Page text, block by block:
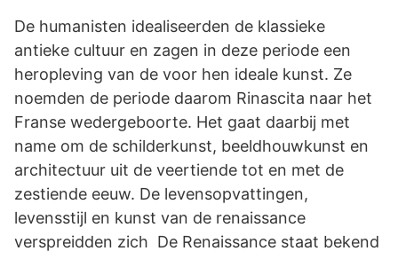
De humanisten idealiseerden de klassieke
antieke cultuur en zagen in deze periode een
heropleving van de voor hen ideale kunst. Ze
noemden de periode daarom Rinascita naar het
Franse wedergeboorte. Het gaat daarbij met
name om de schilderkunst, beeldhouwkunst en
architectuur uit de veertiende tot en met de
zestiende eeuw. De levensopvattingen,
levensstijl en kunst van de renaissance
verspreidden zich De Renaissance staat bekend